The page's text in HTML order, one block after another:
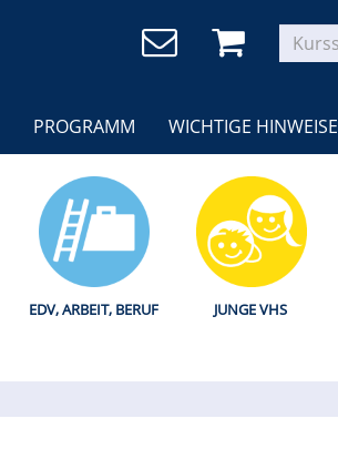
PROGRAMM WICHTIGE HINWEISE
EDV, ARBEIT, BERUF JUNGE VHS